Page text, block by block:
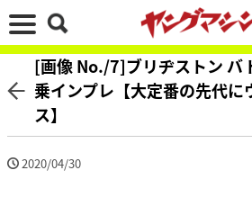
[画像 No./7]ブリヂストン バ
乗インプレ【大定番の先代に
ス】
2020/04/30